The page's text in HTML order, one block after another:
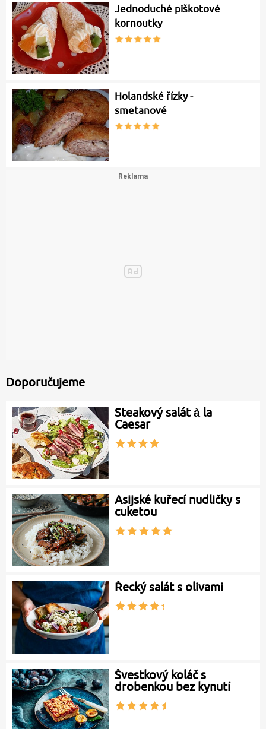
Jednoduché piškotové
kornoutky
Holandské řízky -
smetanové
Doporučujeme
Steakový salát à la
Caesar
Asijské kuřecí nudličky s
cuketou
Řecký salát s olivami
Švestkový koláč s
drobenkou bez kynutí